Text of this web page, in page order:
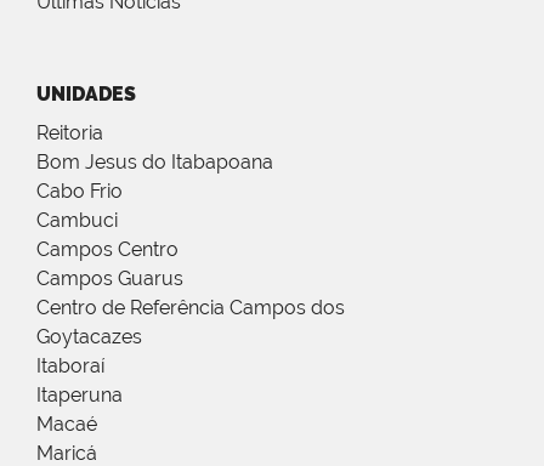
UNIDADES
Reitoria
Bom Jesus do Itabapoana
Cabo Frio
Cambuci
Campos Centro
Campos Guarus
Centro de Referência Campos dos
Goytacazes
Itaboraí
Itaperuna
Macaé
Maricá